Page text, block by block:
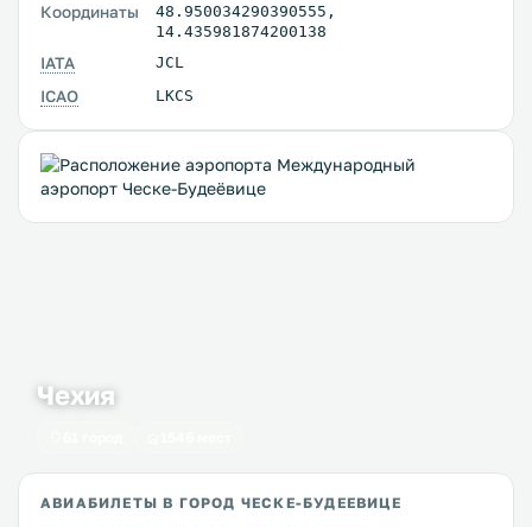
Координаты
48.950034290390555 ,
14.435981874200138
IATA JCL
ICAO LKCS
Чехия
АВИАБИЛЕТЫ В ГОРОД ЧЕСКЕ-БУДЕЕВИЦЕ